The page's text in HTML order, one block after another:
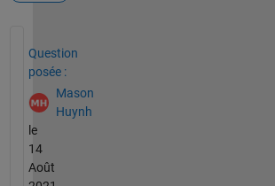
Question
posée :
Mason
Huynh
le
14
Août